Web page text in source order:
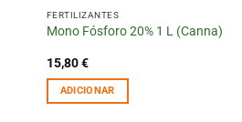
FERTILIZANTES
Mono Fósforo 20% 1 L (Canna)
15,80€
ADICIONAR